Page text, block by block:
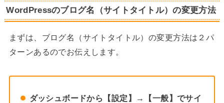
WordPressのブログ名（サイトタイトル）の変更方法
まずは、ブログ名（サイトタイトル）の変更方法は２パ
ターンあるのでお伝えします。
ダッシュボードから【設定】→【一般】でサイ